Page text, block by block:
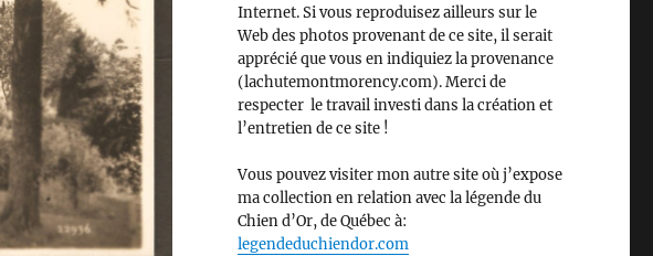
Internet. Si vous reproduisez ailleurs sur le
Web des photos provenant de ce site, il serait
apprécié que vous en indiquiez la provenance
(lachutemontmorency.com). Merci de
respecter le travail investi dans la création et
l’entretien de ce site !
Vous pouvez visiter mon autre site où j’expose
ma collection en relation avec la légende du
Chien d’Or, de Québec à:
legendeduchiendor.com